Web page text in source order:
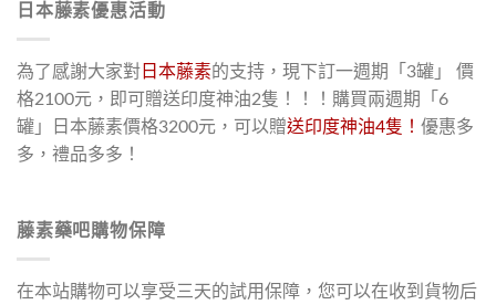
日本藤素優惠活動
為了感謝大家對 日本藤素的支持，現下訂一週期「3罐」 價
格2100元，即可贈送印度神油2隻！！！購買兩週期「6
罐」日本藤素價格3200元，可以贈送印度神油4隻！ 優惠多
多，禮品多多！
藤素藥吧購物保障
在本站購物可以享受三天的試用保障，您可以在收到貨物后